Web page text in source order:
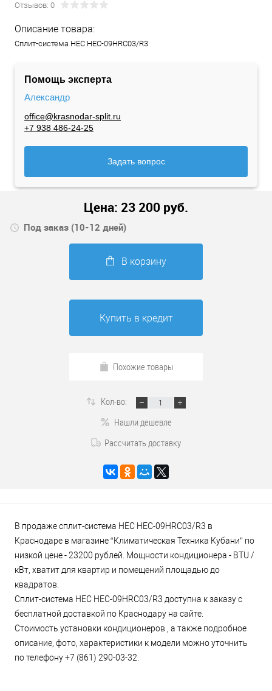
Отзывов: 0
Описание товара:
Сплит-система HEC HEC-09HRC03/R3
Помощь эксперта
Александр
office@krasnodar-split.ru
+7 938 486-24-25
Задать вопрос
Цена: 23 200 руб.
Под заказ (10-12 дней)
В корзину
Купить в кредит
Похожие товары
Кол-во:
Нашли дешевле
Рассчитать доставку
В продаже сплит-система HEC HEC-09HRC03/R3 в
Краснодаре в магазине “Климатическая Техника Кубани” по
низкой цене - 23200 рублей. Мощности кондиционера - BTU /
кВт, хватит для квартир и помещений площадью до
квадратов.
Сплит-система HEC HEC-09HRC03/R3 доступна к заказу с
бесплатной доставкой по Краснодару на сайте.
Стоимость установки кондиционеров , а также подробное
описание, фото, характеристики к модели можно уточнить
по телефону +7 (861) 290-03-32.